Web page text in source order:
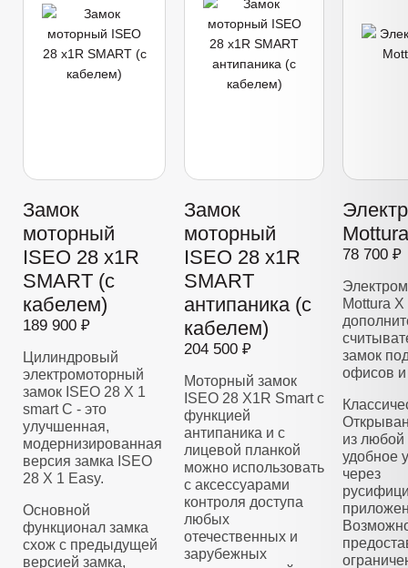
Замок
моторный
ISEO 28 x1R
SMART (с
кабелем)
189 900 ₽
Цилиндровый
электромоторный
замок ISEO 28 Х 1
smart C - это
улучшенная,
модернизированная
версия замка ISEO
28 X 1 Easy.
Основной
функционал замка
схож с предыдущей
версией замка,
Замок
моторный
ISEO 28 x1R
SMART
антипаника (с
кабелем)
204 500 ₽
Моторный замок
ISEO 28 X1R Smart с
функцией
антипаника и с
лицевой планкой
можно использовать
с аксессуарами
контроля доступа
любых
отечественных и
зарубежных
78 700 ₽
Mottura
замок
офисов и
из любой
удобное
через